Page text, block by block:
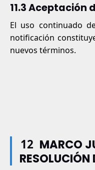
11.3 Aceptación
El uso continuado
notificación
nuevos términos.
12 MARCO
RESOLUCIÓN